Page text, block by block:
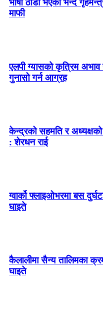
भाषा ठाडो भएको भन्दै
माफी
एलपी ग्यासको कृत्रिम अभाव
गुनासो गर्न आग्रह
केन्द्रको सहमति र अध्यक्षको
: शेरधन राई
ग्वार्को फ्लाइओभरमा बस
घाइते
कैलालीमा सैन्य तालिमका
घाइते